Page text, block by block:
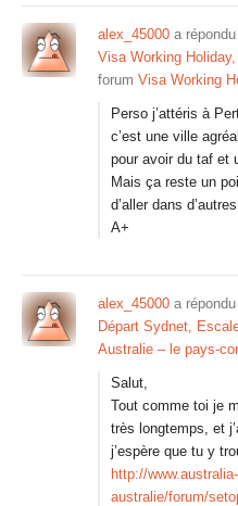
alex_45000 a
Visa Working
forum Visa Working
Perso j’attéris à
c’est une ville
pour avoir du taf et
Mais ça reste un
d’aller dans
A+
alex_45000 a
Départ Sydnet,
Australie – le pays-
Salut,
Tout comme toi je
très longtemps, et
j’espère que tu y
http://
australie/forum/